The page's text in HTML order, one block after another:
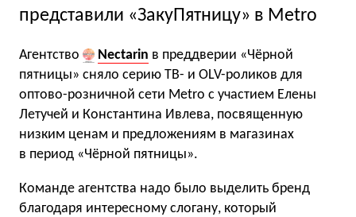
представили «ЗакуПятницу» в Metro
Агентство Nectarin в преддверии «Чёрной
пятницы» сняло серию ТВ- и OLV-роликов для
оптово-розничной сети Metro с участием Елены
Летучей и Константина Ивлева, посвященную
низким ценам и предложениям в магазинах
в период «Чёрной пятницы».
Команде агентства надо было выделить бренд
благодаря интересному слогану, который